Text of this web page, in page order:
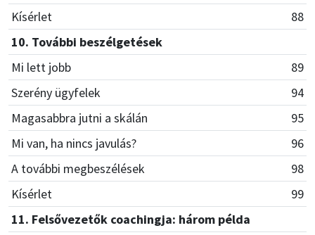
Kísérlet
88
10. További beszélgetések
Mi lett jobb
89
Szerény ügyfelek
94
Magasabbra jutni a skálán
95
Mi van, ha nincs javulás?
96
A további megbeszélések
98
Kísérlet
99
11. Felsővezetők coachingja: három példa